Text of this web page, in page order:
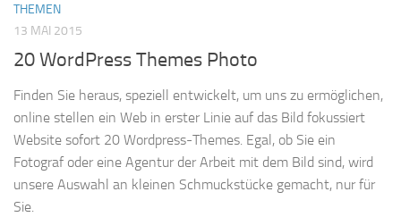
THEMEN
13 MAI 2015
20 WordPress Themes Photo
Finden Sie heraus, speziell entwickelt, um uns zu ermöglichen,
online stellen ein Web in erster Linie auf das Bild fokussiert
Website sofort 20 Wordpress-Themes. Egal, ob Sie ein
Fotograf oder eine Agentur der Arbeit mit dem Bild sind, wird
unsere Auswahl an kleinen Schmuckstücke gemacht, nur für
Sie.